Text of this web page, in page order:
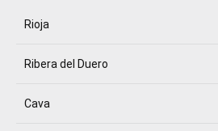
Rioja
Ribera del Duero
Cava